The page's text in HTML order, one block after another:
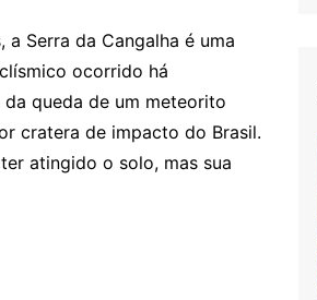
Serra da Cangalha é uma
ocorrido há
queda de um meteorito
cratera de impacto do Brasil.
atingido o solo, mas sua